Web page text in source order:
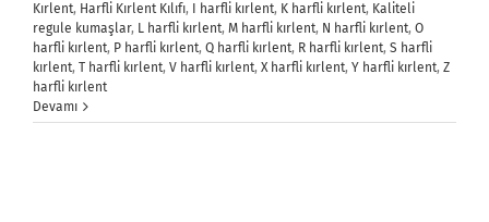
Kırlent, Harfli Kırlent Kılıfı, I harfli kırlent, K harfli kırlent, Kaliteli
regule kumaşlar, L harfli kırlent, M harfli kırlent, N harfli kırlent, O
harfli kırlent, P harfli kırlent, Q harfli kırlent, R harfli kırlent, S harfli
kırlent, T harfli kırlent, V harfli kırlent, X harfli kırlent, Y harfli kırlent, Z
harfli kırlent
Devamı